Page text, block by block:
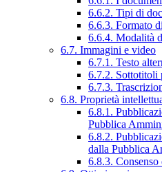
6.6.2. Tipi di
6.6.3. Formato
6.6.4. Modalità
6.7. Immagini e video
6.7.1. Testo
6.7.2. Sottotitoli
6.7.3.
6.8. Proprietà
6.8.1.
Pubblica
6.8.2.
dalla Pubblica
6.8.3.